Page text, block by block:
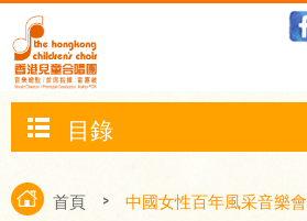
目錄
首頁 > 中國女性百年風采音樂會